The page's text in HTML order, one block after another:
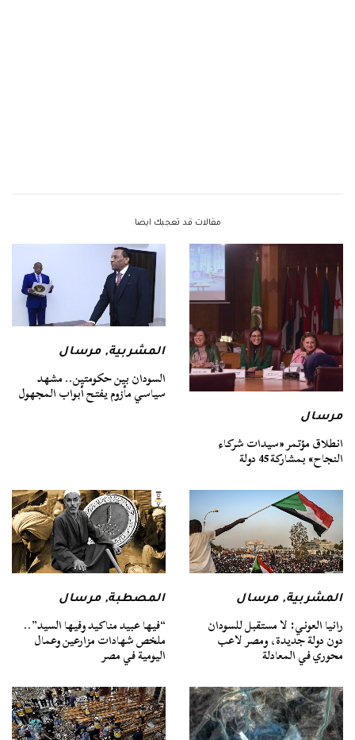
مقالات قد تعجبك ايضا
مرسال
انطلاق مؤتمر «سيدات شركاء
النجاح» بمشاركة 45 دولة
المشربية,مرسال
السودان بين حكومتين.. مشهد
سياسي مأزوم يفتح أبواب المجهول
المشربية,مرسال
رانيا العوني: لا مستقبل للسودان
دون دولة جديدة، ومصر لاعب
محوري في المعادلة
المصطبة,مرسال
“فيها عبيد مناكيد وفيها السيد”..
ملخص شهادات مزارعين وعمال
اليومية في مصر